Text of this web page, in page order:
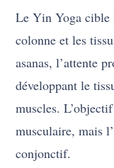
Le Yin Yoga cible
colonne et les
asanas, l’attente
développant le
muscles.
musculaire, mais
conjonctif.